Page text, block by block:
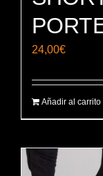
24,00€
Añadir al carrito